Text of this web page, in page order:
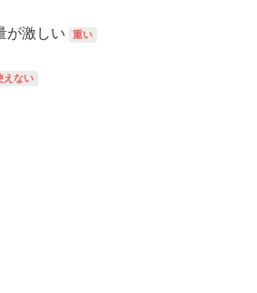
が激しい 重い
えない